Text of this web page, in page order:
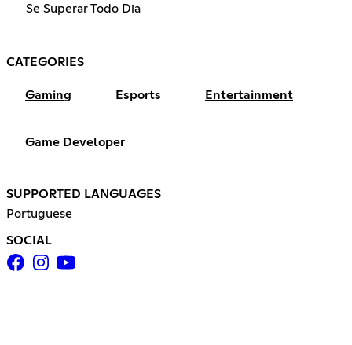
Se Superar Todo Dia
CATEGORIES
Gaming Esports Entertainment
Game Developer
SUPPORTED LANGUAGES
Portuguese
SOCIAL